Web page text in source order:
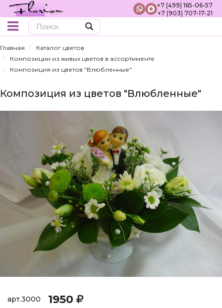
+7 (499) 165-06-57
+7 (903) 707-17-21
Главная
Каталог цветов
Композиции из живых цветов в ассортименте
Композиция из цветов "Влюбленные"
Композиция из цветов "Влюбленные"
арт.3000 1950